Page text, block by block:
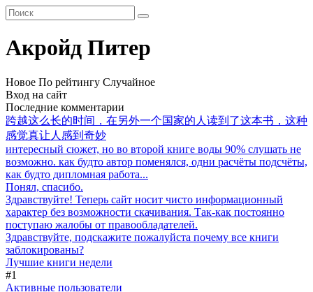
Акройд Питер
Новое По рейтингу Случайное
Вход на сайт
Последние комментарии
跨越这么长的时间，在另外一个国家的人读到了这本书，这种
感觉真让人感到奇妙
интересный сюжет, но во второй книге воды 90% слушать не
возможно. как будто автор поменялся, одни расчёты подсчёты,
как будто дипломная работа...
Понял, спасибо.
Здравствуйте! Теперь сайт носит чисто информационный
характер без возможности скачивания. Так-как постоянно
поступаю жалобы от правообладателей.
Здравствуйте, подскажите пожалуйста почему все книги
заблокированы?
Лучшие книги недели
#1
Активные пользователи